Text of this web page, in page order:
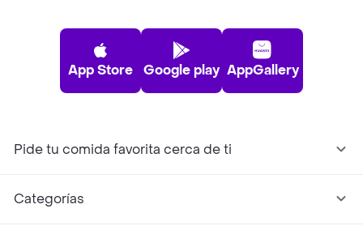
App Store Google play AppGallery
Pide tu comida favorita cerca de ti
Categorías